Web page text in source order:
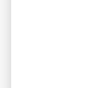
à 0,87%
maximal
3.